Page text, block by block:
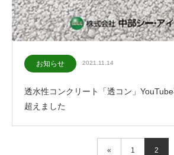
お知らせ 2021.11.14
透水性コンクリート「透コン」
超えました
« 1 2